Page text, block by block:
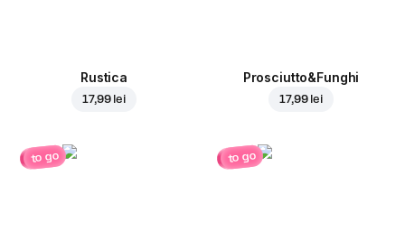
Rustica
17,99 lei
Prosciutto&Funghi
17,99 lei
to go to go